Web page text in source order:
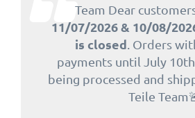
Team Dear
11/07/2026 & 10/08/
is closed . Orders
payments until July
being processed and
Teile